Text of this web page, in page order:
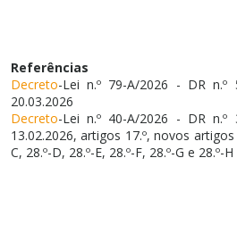
Referências
Decreto-Lei n.º 79-A/2026 - DR
20.03.2026
Decreto-Lei n.º 40-A/2026 - DR
13.02.2026, artigos 17.º, novos artigos
C, 28.º-D, 28.º-E, 28.º-F, 28.º-G e 28.º-H